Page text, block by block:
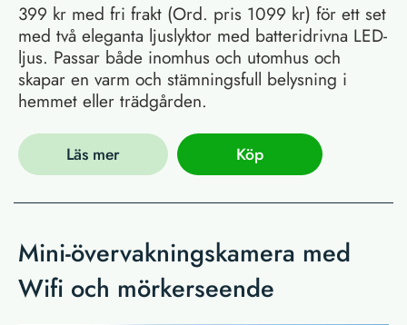
399 kr med fri frakt (Ord. pris 1099 kr) för ett set
med två eleganta ljuslyktor med batteridrivna LED-
ljus. Passar både inomhus och utomhus och
skapar en varm och stämningsfull belysning i
hemmet eller trädgården.
Läs mer Köp
Mini-övervakningskamera med
Wifi och mörkerseende